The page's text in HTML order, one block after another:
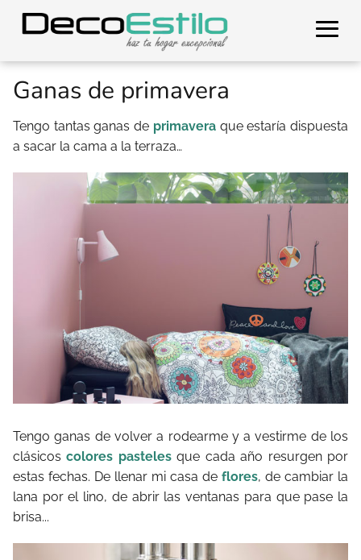
Ganas de primavera
Tengo tantas ganas de primaveraque estaría dispuesta
a sacar la cama a la terraza…
Tengo ganas de volver a rodearme y a vestirme de los
clásicoscolores pastelesque cada año resurgen por
estas fechas. De llenar mi casa de flores, de cambiar la
lana por el lino, de abrir las ventanas para que pase la
brisa...